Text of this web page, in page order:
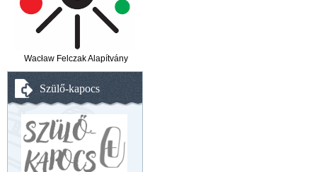
Wacław Felczak Alapítvány
Szülő-kapocs